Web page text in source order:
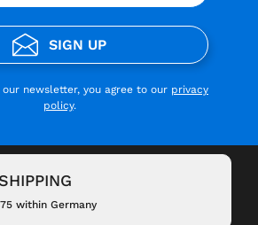
SIGN UP
newsletter, you agree to our privacy
policy.
within Germany